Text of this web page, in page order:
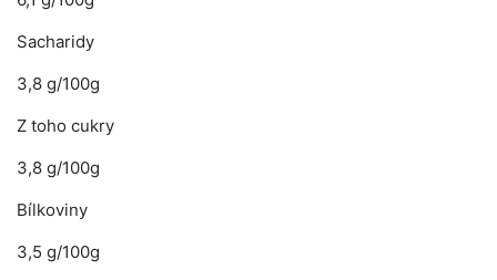
Sacharidy
3,8 g/100g
Z toho cukry
3,8 g/100g
Bílkoviny
3,5 g/100g